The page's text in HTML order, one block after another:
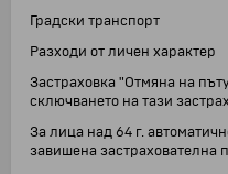
Градски транспорт
Разходи от личен характер
Застраховка "Отмяна на
сключването на тази
За лица над 64 г.
завишена застрахователна